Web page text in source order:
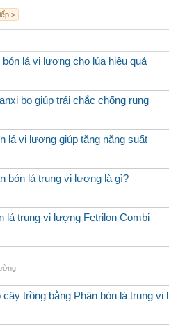
>
lá vi lượng cho lúa hiệu quả
bo giúp trái chắc chống rụng
lá vi lượng giúp tăng năng suất
bón lá trung vi lượng là gì?
lá trung vi lượng Fetrilon Combi
trồng bằng Phân bón lá trung vi